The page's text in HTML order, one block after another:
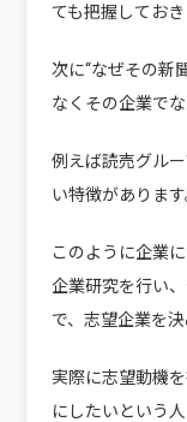
ても把握しておき
次に“なぜその新
なくその企業で
例えば読売グル
い特徴があります
このように企業
企業研究を行い
で、志望企業を
実際に志望動機
にしたいという